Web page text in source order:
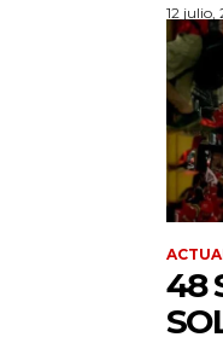
12 julio,
48